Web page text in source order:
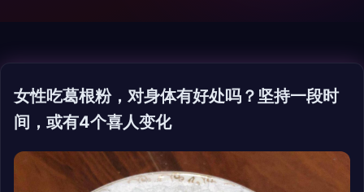
女性吃葛根粉，对身体有好处吗？坚持一段时
间，或有4个喜人变化